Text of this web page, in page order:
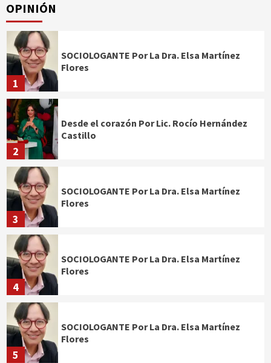
OPINIÓN
1
SOCIOLOGANTE Por La Dra. Elsa Martínez
Flores
2
Desde el corazón Por Lic. Rocío Hernández
Castillo
3
SOCIOLOGANTE Por La Dra. Elsa Martínez
Flores
4
SOCIOLOGANTE Por La Dra. Elsa Martínez
Flores
5
SOCIOLOGANTE Por La Dra. Elsa Martínez
Flores